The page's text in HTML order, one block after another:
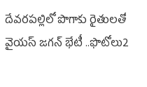
దేవరపల్లిలో పొగాకు రైతులతో
వైయస్ జగన్ భేటీ ..ఫొటోలు2